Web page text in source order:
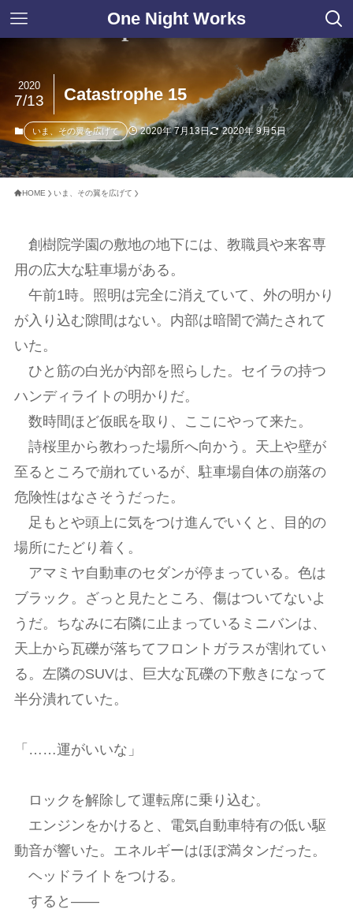
One Night Works
Catastrophe 15
2020
7/13
いま、その翼を広げて 2020年 7月13日 2020年 9月5日
HOME いま、その翼を広げて
創樹院学園の敷地の地下には、教職員や来客専
用の広大な駐車場がある。
午前1時。照明は完全に消えていて、外の明かり
が入り込む隙間はない。内部は暗闇で満たされて
いた。
ひと筋の白光が内部を照らした。セイラの持つ
ハンディライトの明かりだ。
数時間ほど仮眠を取り、ここにやって来た。
詩桜里から教わった場所へ向かう。天上や壁が
至るところで崩れているが、駐車場自体の崩落の
危険性はなさそうだった。
足もとや頭上に気をつけ進んでいくと、目的の
場所にたどり着く。
アマミヤ自動車のセダンが停まっている。色は
ブラック。ざっと見たところ、傷はついてないよ
うだ。ちなみに右隣に止まっているミニバンは、
天上から瓦礫が落ちてフロントガラスが割れてい
る。左隣のSUVは、巨大な瓦礫の下敷きになって
半分潰れていた。
「……運がいいな」
ロックを解除して運転席に乗り込む。
エンジンをかけると、電気自動車特有の低い駆
動音が響いた。エネルギーはほぼ満タンだった。
ヘッドライトをつける。
すると――